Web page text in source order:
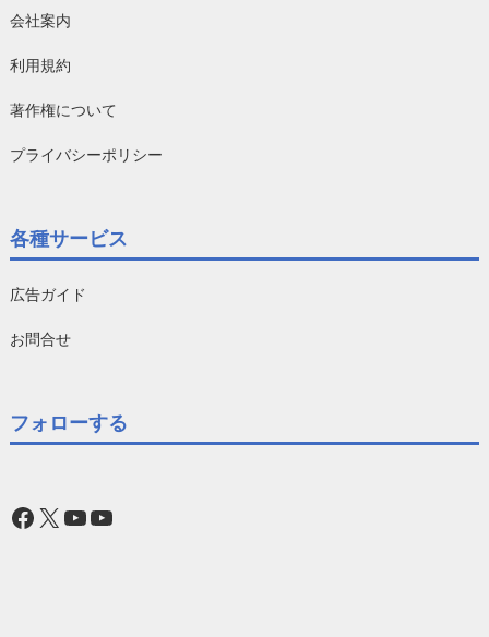
会社案内
利用規約
著作権について
プライバシーポリシー
各種サービス
広告ガイド
お問合せ
フォローする
Facebook
X YouTube
YouTube